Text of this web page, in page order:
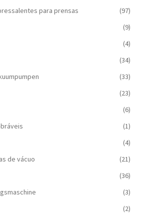
para prensas
(97)
(9)
(4)
(34)
(33)
(23)
(6)
(1)
(4)
de vácuo
(21)
(36)
(3)
(2)